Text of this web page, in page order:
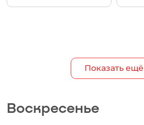
Показать ещё
Воскресенье